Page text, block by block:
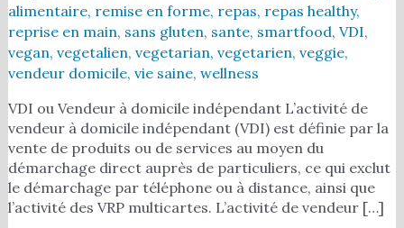
alimentaire, remise en forme, repas, repas healthy,
reprise en main, sans gluten, sante, smartfood, VDI,
vegan, vegetalien, vegetarian, vegetarien, veggie,
vendeur domicile, vie saine, wellness
VDI ou Vendeur à domicile indépendant L’activité de
vendeur à domicile indépendant (VDI) est définie par la
vente de produits ou de services au moyen du
démarchage direct auprès de particuliers, ce qui exclut
le démarchage par téléphone ou à distance, ainsi que
l’activité des VRP multicartes. L’activité de vendeur […]